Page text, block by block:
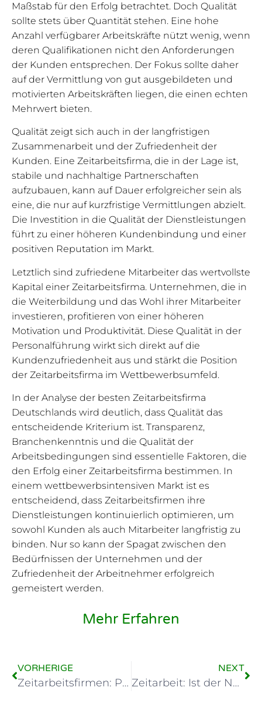
Maßstab für den Erfolg betrachtet. Doch Qualität
sollte stets über Quantität stehen. Eine hohe
Anzahl verfügbarer Arbeitskräfte nützt wenig, wenn
deren Qualifikationen nicht den Anforderungen
der Kunden entsprechen. Der Fokus sollte daher
auf der Vermittlung von gut ausgebildeten und
motivierten Arbeitskräften liegen, die einen echten
Mehrwert bieten.
Qualität zeigt sich auch in der langfristigen
Zusammenarbeit und der Zufriedenheit der
Kunden. Eine Zeitarbeitsfirma, die in der Lage ist,
stabile und nachhaltige Partnerschaften
aufzubauen, kann auf Dauer erfolgreicher sein als
eine, die nur auf kurzfristige Vermittlungen abzielt.
Die Investition in die Qualität der Dienstleistungen
führt zu einer höheren Kundenbindung und einer
positiven Reputation im Markt.
Letztlich sind zufriedene Mitarbeiter das wertvollste
Kapital einer Zeitarbeitsfirma. Unternehmen, die in
die Weiterbildung und das Wohl ihrer Mitarbeiter
investieren, profitieren von einer höheren
Motivation und Produktivität. Diese Qualität in der
Personalführung wirkt sich direkt auf die
Kundenzufriedenheit aus und stärkt die Position
der Zeitarbeitsfirma im Wettbewerbsumfeld.
In der Analyse der besten Zeitarbeitsfirma
Deutschlands wird deutlich, dass Qualität das
entscheidende Kriterium ist. Transparenz,
Branchenkenntnis und die Qualität der
Arbeitsbedingungen sind essentielle Faktoren, die
den Erfolg einer Zeitarbeitsfirma bestimmen. In
einem wettbewerbsintensiven Markt ist es
entscheidend, dass Zeitarbeitsfirmen ihre
Dienstleistungen kontinuierlich optimieren, um
sowohl Kunden als auch Mitarbeiter langfristig zu
binden. Nur so kann der Spagat zwischen den
Bedürfnissen der Unternehmen und der
Zufriedenheit der Arbeitnehmer erfolgreich
gemeistert werden.
Mehr Erfahren
VORHERIGE
Zeitarbeitsfirmen: Profitieren sie von Leiharbeitern?
NEXT
Zeitarbeit: Ist der Nettoverdienst wirklich gerecht?